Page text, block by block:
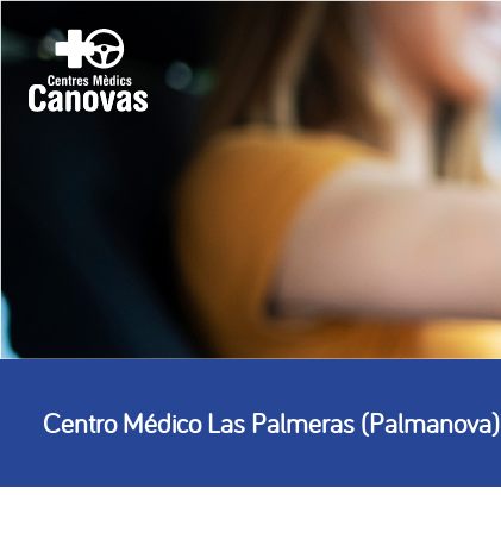
Centro Médico Las Palmeras (Palmanova)